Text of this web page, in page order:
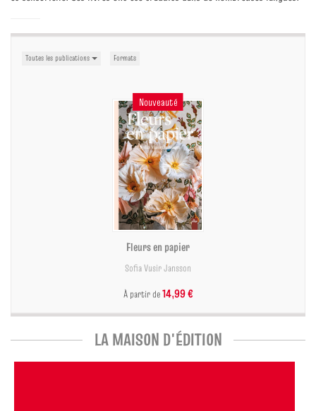
Toutes les publications Formats
Nouveauté
Fleurs en papier
Sofia Vusir Jansson
À partir de14,99 €
LA MAISON D'ÉDITION